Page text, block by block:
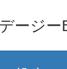
ージ